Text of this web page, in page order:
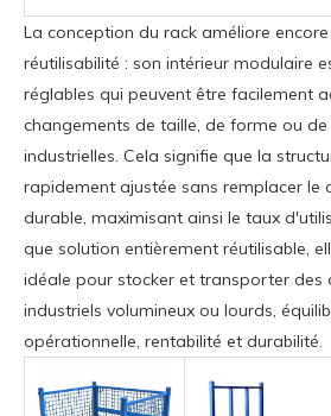
La conception du rack améliore
réutilisabilité : son intérieur modulaire
réglables qui peuvent être facilement
changements de taille, de forme ou
industrielles. Cela signifie que la
rapidement ajustée sans remplacer le
durable, maximisant ainsi le taux
que solution entièrement réutilisable,
idéale pour stocker et transporter des
industriels volumineux ou lourds,
opérationnelle, rentabilité et durabilité.